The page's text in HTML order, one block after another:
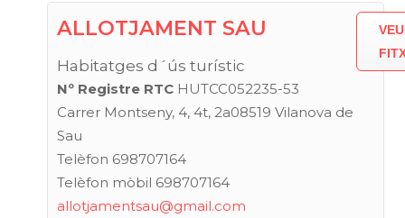
ALLOTJAMENT SAU
Habitatges d´ús turístic
Nº Registre RTC HUTCC052235-53
Carrer Montseny, 4, 4t, 2a08519 Vilanova de
Sau
Telèfon 698707164
Telèfon mòbil 698707164
allotjamentsau@gmail.com